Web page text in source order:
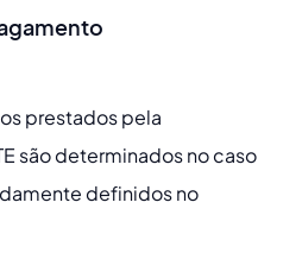
prestados pela
são determinados no caso
definidos no